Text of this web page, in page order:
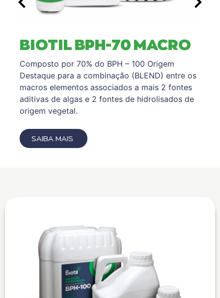
BIOTIL BPH-70 MACRO
Composto por 70% do BPH – 100 Origem
Destaque para a combinação (BLEND) entre os
macros elementos associados a mais 2 fontes
aditivas de algas e 2 fontes de hidrolisados de
origem vegetal.
SAIBA MAIS